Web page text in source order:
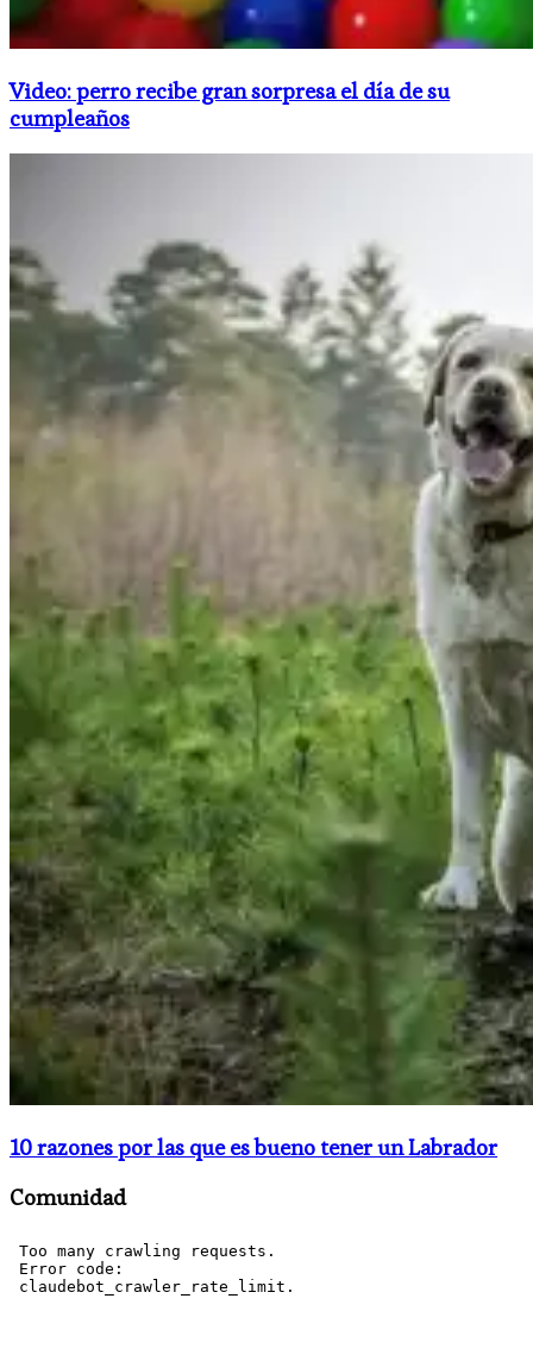
Video: perro recibe gran sorpresa el día de su
cumpleaños
10 razones por las que es bueno tener un Labrador
Comunidad